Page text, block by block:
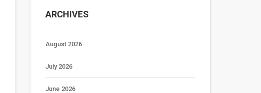
ARCHIVES
August 2026
July 2026
June 2026